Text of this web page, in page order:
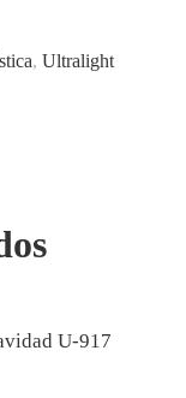
, Ultralight
U-917